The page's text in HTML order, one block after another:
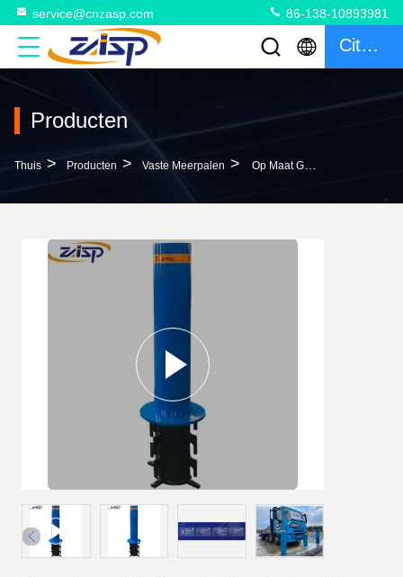
service@cnzasp.com 86-138-10893981
Citaat
Producten
Thuis > Producten > Vaste Meerpalen > Op Maat Gemaakte Kleuren Parkeerplaats Met Hoge Beveiliging Bollard Na Een Ongeluk Vaste Bollarden